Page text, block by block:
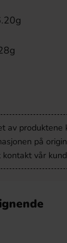
av produktene
på
vår